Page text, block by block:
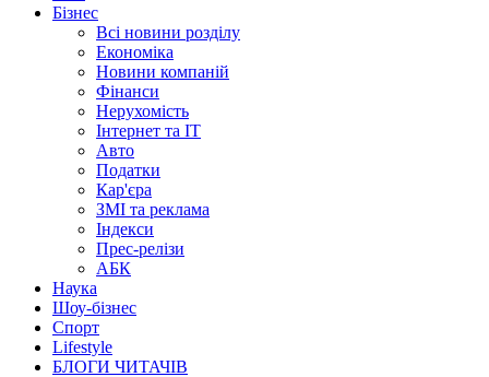
Бізнес
Всі новини розділу
Економіка
Новини компаній
Фінанси
Нерухомість
Інтернет та IT
Авто
Податки
Кар'єра
ЗМІ та реклама
Індекси
Прес-релізи
АБК
Наука
Шоу-бізнес
Спорт
Lifestyle
БЛОГИ ЧИТАЧІВ